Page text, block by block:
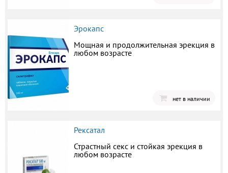
Эрокапс
Мощная и продолжительная эрекция в
любом возрасте
нет в наличии
Рексатал
Страстный секс и стойкая эрекция в
любом возрасте